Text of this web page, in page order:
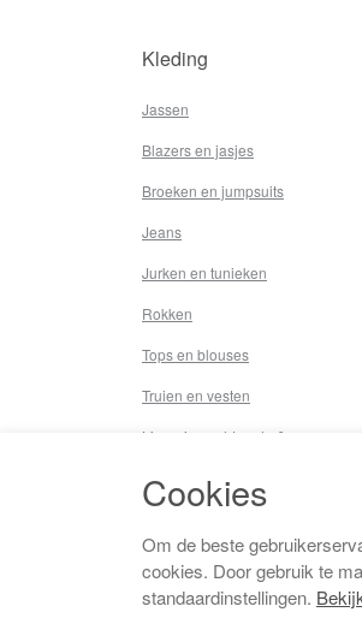
Kleding
Jassen
Blazers en jasjes
Broeken en jumpsuits
Jeans
Jurken en tunieken
Rokken
Tops en blouses
Truien en vesten
Lingerie,nachtmode &
Badkleding
Beenmode
Vermaakkosten
Cookies
Om de beste
cookies. Door gebruik te
standaardinstellingen.